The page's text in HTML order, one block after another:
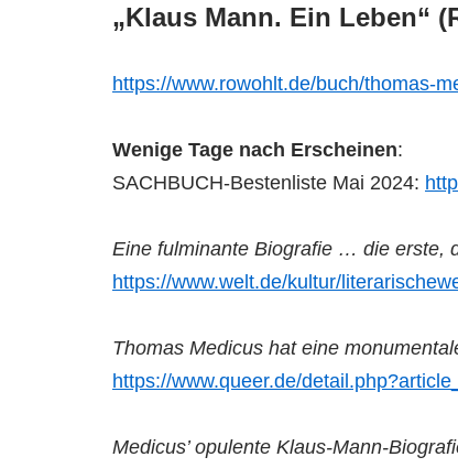
„Klaus Mann. Ein Leben“
https://www.rowohlt.de/buch/thomas-
Wenige Tage nach Erscheinen:
SACHBUCH-Bestenliste Mai 2024:
Eine fulminante Biografie … die erste,
https://www.welt.de/kultur/
Thomas Medicus hat eine
https://www.queer.de/
Medicus’ opulente Klaus-Mann-